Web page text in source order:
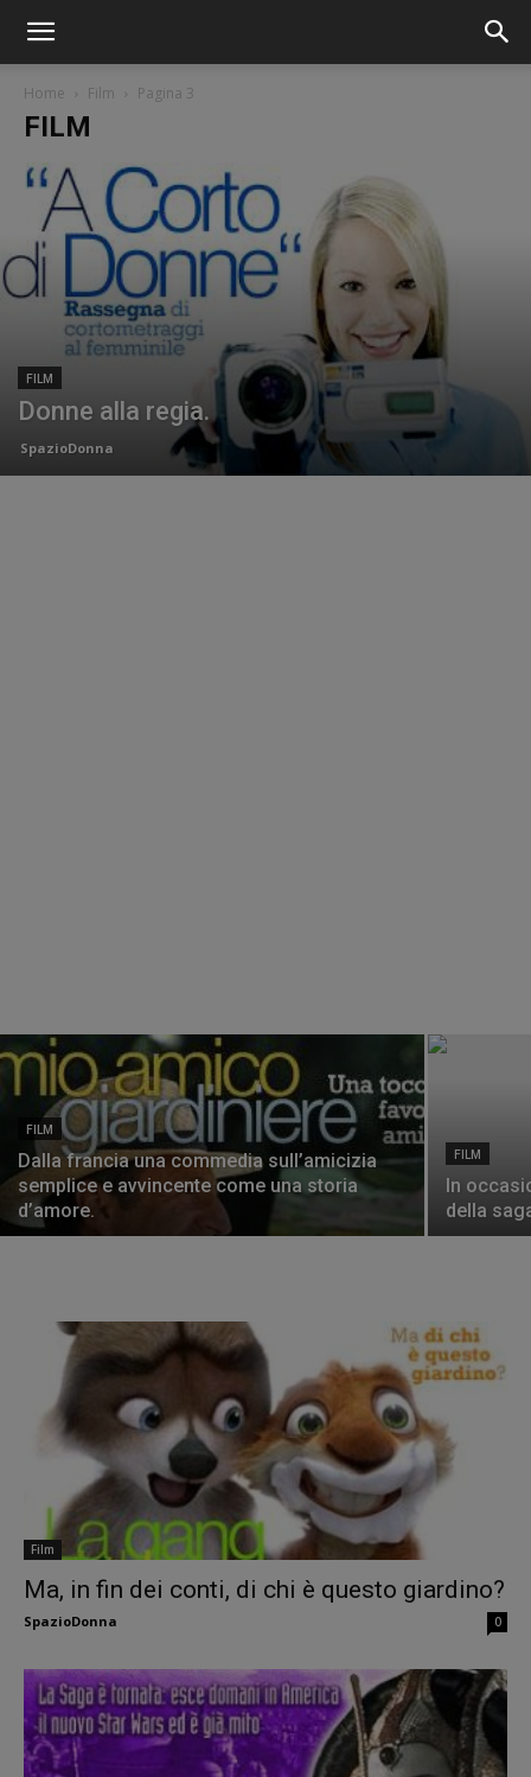
Home Film Pagina 3
FILM
FILM
Donne alla regia.
SpazioDonna
FILM
Dalla francia una commedia sull’amicizia
semplice e avvincente come una storia
d’amore.
FILM
In
della
Film
Ma, in fin dei conti, di chi è questo giardino?
SpazioDonna 0